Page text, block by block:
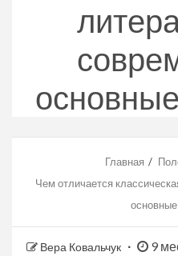
Главная
Чем отличается
Вера Ковальчук 9